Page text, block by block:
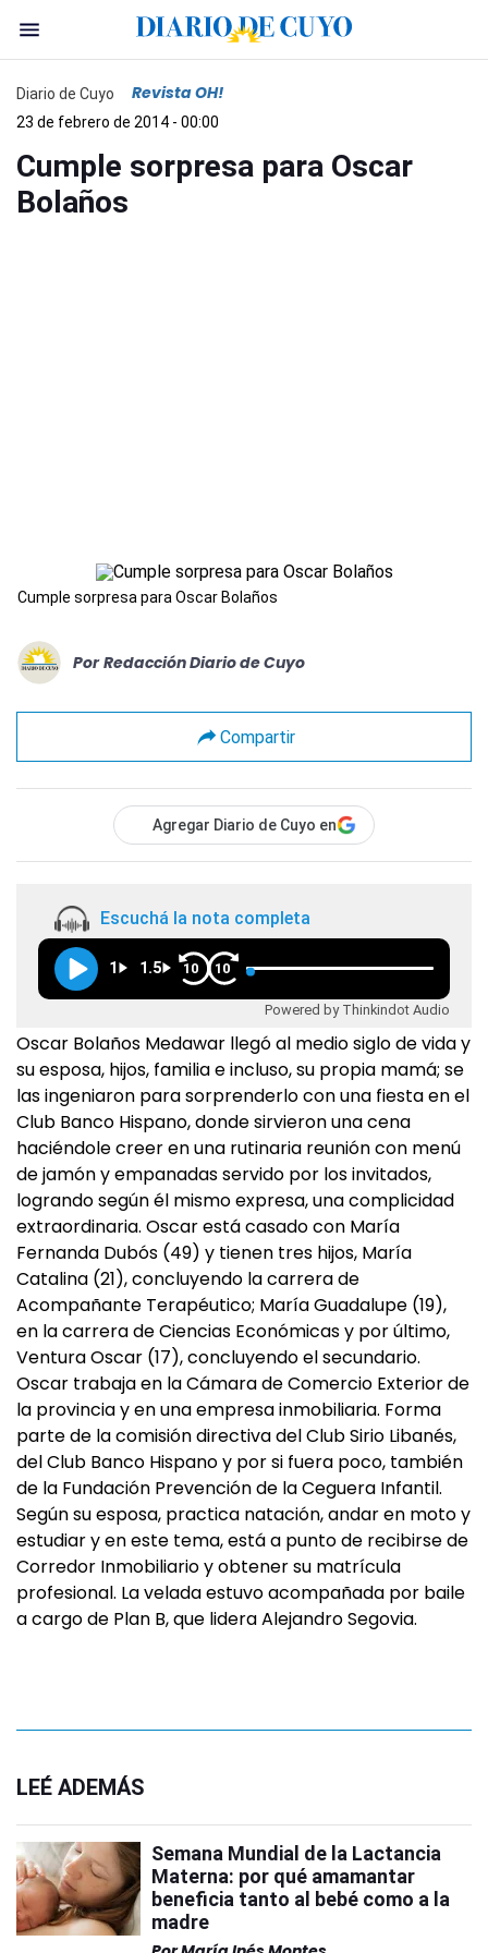
Diario de Cuyo Revista OH!
23 de febrero de 2014 - 00:00
Cumple sorpresa para Oscar
Bolaños
Cumple sorpresa para Oscar Bolaños
Por Redacción Diario de Cuyo
Compartir
Agregar Diario de Cuyo en
Escuchá la nota completa
1 1.5 10 10
Powered by Thinkindot Audio
Oscar Bolaños Medawar llegó al medio siglo de vida y
su esposa, hijos, familia e incluso, su propia mamá; se
las ingeniaron para sorprenderlo con una fiesta en el
Club Banco Hispano, donde sirvieron una cena
haciéndole creer en una rutinaria reunión con menú
de jamón y empanadas servido por los invitados,
logrando según él mismo expresa, una complicidad
extraordinaria. Oscar está casado con María
Fernanda Dubós (49) y tienen tres hijos, María
Catalina (21), concluyendo la carrera de
Acompañante Terapéutico; María Guadalupe (19),
en la carrera de Ciencias Económicas y por último,
Ventura Oscar (17), concluyendo el secundario.
Oscar trabaja en la Cámara de Comercio Exterior de
la provincia y en una empresa inmobiliaria. Forma
parte de la comisión directiva del Club Sirio Libanés,
del Club Banco Hispano y por si fuera poco, también
de la Fundación Prevención de la Ceguera Infantil.
Según su esposa, practica natación, andar en moto y
estudiar y en este tema, está a punto de recibirse de
Corredor Inmobiliario y obtener su matrícula
profesional. La velada estuvo acompañada por baile
a cargo de Plan B, que lidera Alejandro Segovia.
LEÉ ADEMÁS
Semana Mundial de la Lactancia
Materna: por qué amamantar
beneficia tanto al bebé como a la
madre